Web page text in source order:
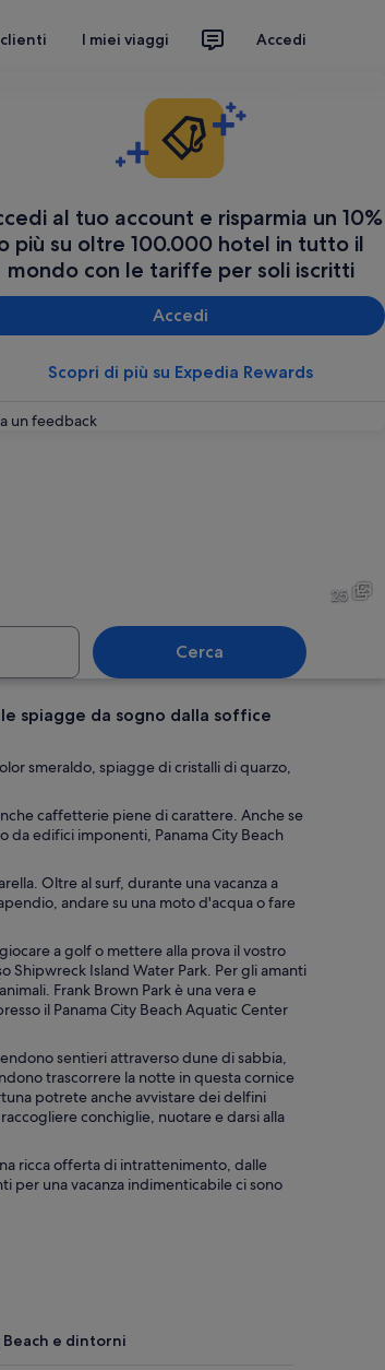
I miei viaggi Accedi
al tuo account e risparmia un 10%
più su oltre 100.000 hotel in tutto il
mondo con le tariffe per soli iscritti
Accedi
Scopri di più su Expedia Rewards
un feedback
25
Cerca
spiagge da sogno dalla soffice
smeraldo, spiagge di cristalli di quarzo,
caffetterie piene di carattere. Anche se
da edifici imponenti, Panama City Beach
Oltre al surf, durante una vacanza a
andare su una moto d'acqua o fare
a golf o mettere alla prova il vostro
Shipwreck Island Water Park. Per gli amanti
Frank Brown Park è una vera e
il Panama City Beach Aquatic Center
sentieri attraverso dune di sabbia,
trascorrere la notte in questa cornice
potrete anche avvistare dei delfini
conchiglie, nuotare e darsi alla
ricca offerta di intrattenimento, dalle
per una vacanza indimenticabile ci sono
Beach e dintorni